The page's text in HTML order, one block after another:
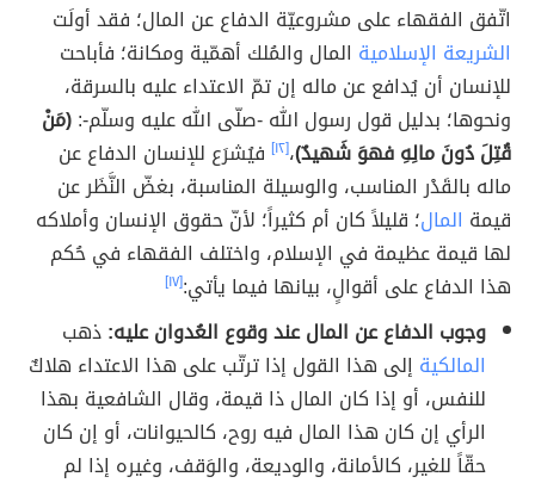
اتّفق الفقهاء على مشروعيّة الدفاع عن المال؛ فقد أولَت
الشريعة الإسلامية المال والمُلك أهمّية ومكانة؛ فأباحت
للإنسان أن يُدافع عن ماله إن تمّ الاعتداء عليه بالسرقة،
ونحوها؛ بدليل قول رسول الله -صلّى الله عليه وسلّم-:(مَنْ
قُتِلَ دُونَ مالِهِ فهوَ شَهيدٌ)،[١٢]
فيُشرَع للإنسان الدفاع عن
ماله بالقَدْر المناسب، والوسيلة المناسبة، بغضّ النَّظَر عن
قيمة المال؛ قليلاً كان أم كثيراً؛ لأنّ حقوق الإنسان وأملاكه
لها قيمة عظيمة في الإسلام، واختلف الفقهاء في حُكم
هذا الدفاع على أقوالٍ، بيانها فيما يأتي:[١٧]
وجوب الدفاع عن المال عند وقوع العُدوان عليه:ذهب
المالكية إلى هذا القول إذا ترتّب على هذا الاعتداء هلاكٌ
للنفس، أو إذا كان المال ذا قيمة، وقال الشافعية بهذا
الرأي إن كان هذا المال فيه روح، كالحيوانات، أو إن كان
حقّاً للغير، كالأمانة، والوديعة، والوَقف، وغيره إذا لم